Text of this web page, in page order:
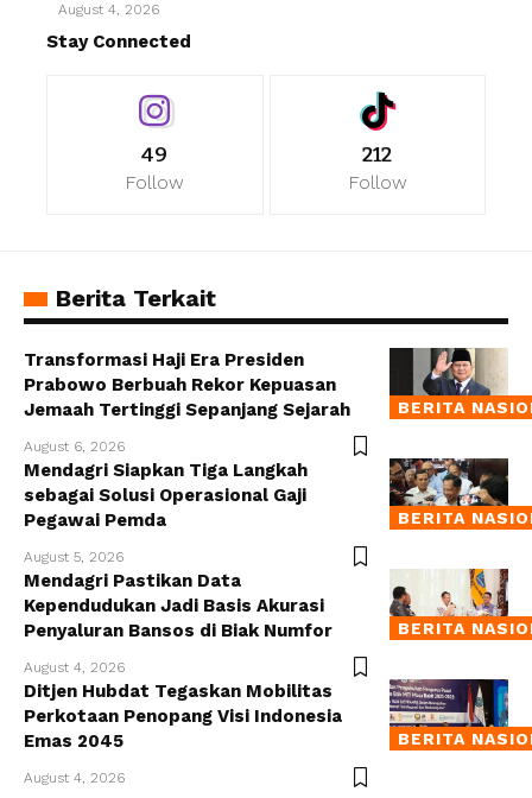
August 4, 2026
Stay Connected
49
Follow
212
Follow
Berita Terkait
BERITA
Transformasi Haji Era Presiden
Prabowo Berbuah Rekor Kepuasan
Jemaah Tertinggi Sepanjang Sejarah
August 6, 2026
BERITA
Mendagri Siapkan Tiga Langkah
sebagai Solusi Operasional Gaji
Pegawai Pemda
August 5, 2026
BERITA
Mendagri Pastikan Data
Kependudukan Jadi Basis Akurasi
Penyaluran Bansos di Biak Numfor
August 4, 2026
BERITA
Ditjen Hubdat Tegaskan Mobilitas
Perkotaan Penopang Visi Indonesia
Emas 2045
August 4, 2026